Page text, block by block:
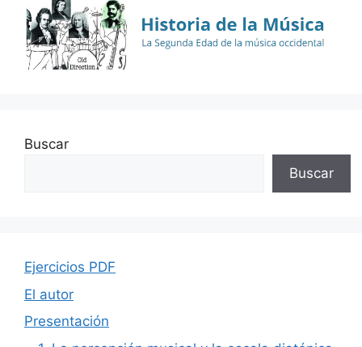
Buscar
Buscar
Ejercicios PDF
El autor
Presentación